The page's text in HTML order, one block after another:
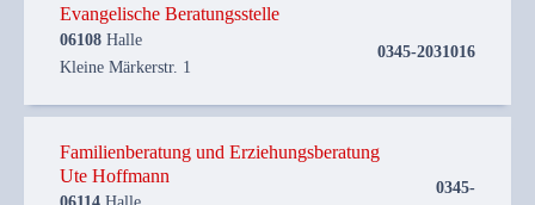
Evangelische Beratungsstelle
06108 Halle
Kleine Märkerstr. 1
0345-2031016
Familienberatung und Erziehungsberatung
Ute Hoffmann
0345-